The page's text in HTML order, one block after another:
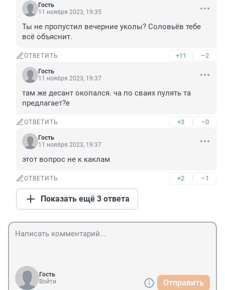
Гость
11 ноября 2023, 19:35
Ты не пропустил вечерние уколы? Соловьёв тебе
всё объяснит.
ОТВЕТИТЬ +11 –2
Гость
11 ноября 2023, 19:37
там же десант окопался. ча по сваих пулять та
предлагает?е
ОТВЕТИТЬ +3 –0
Гость
11 ноября 2023, 19:37
этот вопрос не к каклам
ОТВЕТИТЬ +2 –1
Показать ещё 3 ответа
Гость
Войти
Отправить